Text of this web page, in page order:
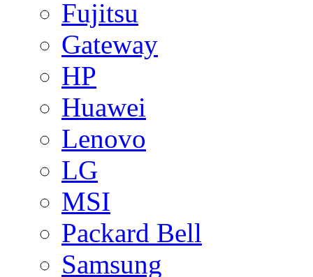
Fujitsu
Gateway
HP
Huawei
Lenovo
LG
MSI
Packard Bell
Samsung